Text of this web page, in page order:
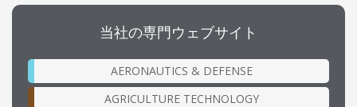
当社の専門ウェブサイト
AERONAUTICS & DEFENSE
AGRICULTURE TECHNOLOGY